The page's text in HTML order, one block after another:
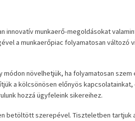
innovatív munkaerő-megoldásokat
a munkaerőpiac folyamatosan változó
növelhetjük, ha folyamatosan
a kölcsönösen előnyös
hozzá ügyfeleink sikereihez.
betöltött szerepével. Tiszteletben tartjuk